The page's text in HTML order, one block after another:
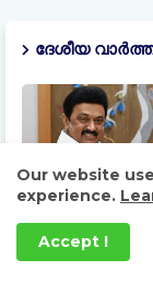
ദേശീയ
ഡിഎംകെ
Our website
experience.
Accept !